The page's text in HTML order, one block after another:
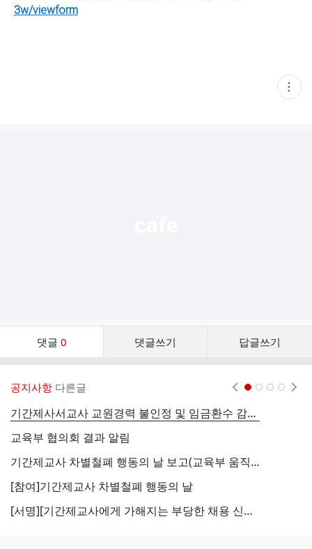
3w/viewform
현
재
댓글 0 댓글쓰기 답글쓰기
댓
공지사항 다른글
기간제사서교사 교원경력 불인정 및 임금환수 감사 규타 연대 서명
교육부 협의회 결과 알림
기간제교사 차별철폐 행동의 날 보고(교육부 움직이다)
[참여]기간제교사 차별철폐 행동의 날
[서명][기간제교사에게 가해지는 부당한 채용 신체검사, 마약검사 시정하라!]